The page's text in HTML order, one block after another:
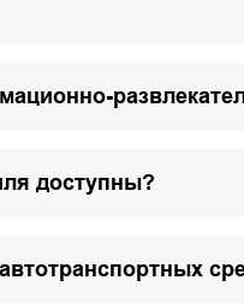
доступны?